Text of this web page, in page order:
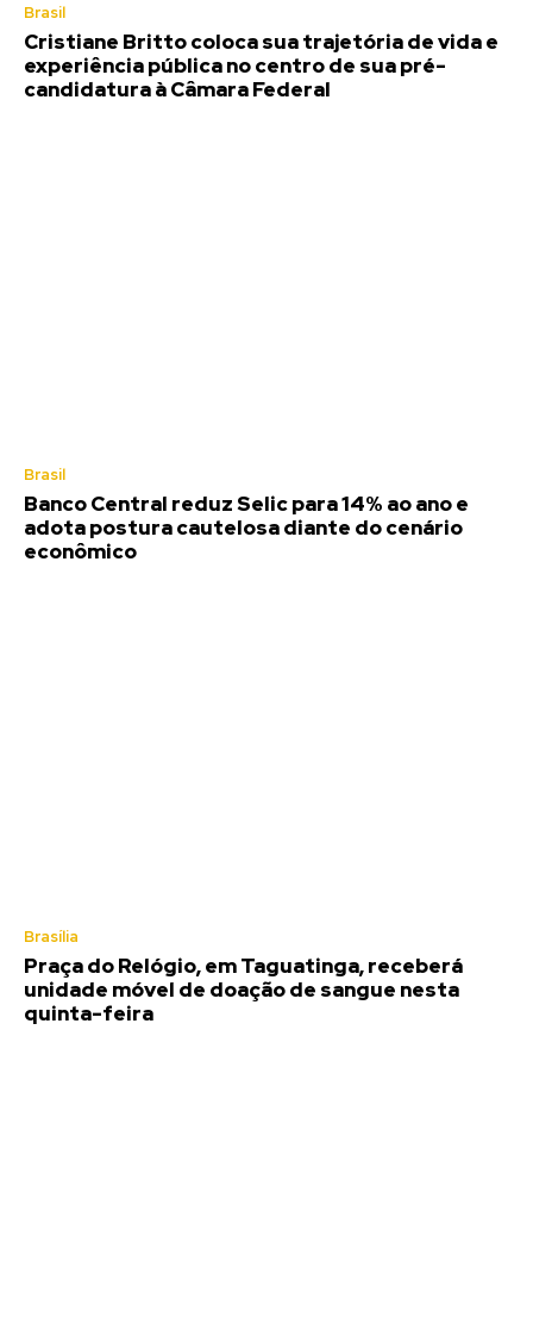
Brasil
Cristiane Britto coloca sua trajetória de vida e
experiência pública no centro de sua pré-
candidatura à Câmara Federal
Brasil
Banco Central reduz Selic para 14% ao ano e
adota postura cautelosa diante do cenário
econômico
Brasília
Praça do Relógio, em Taguatinga, receberá
unidade móvel de doação de sangue nesta
quinta-feira